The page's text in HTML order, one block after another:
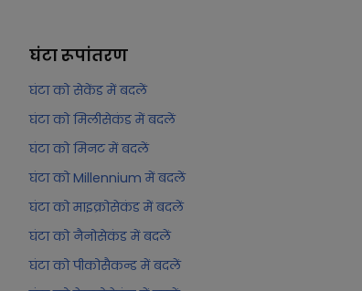
घंटारूपांतरण
घंटा को सेकेंड में बदलें
घंटा को मिलीसेकंड में बदलें
घंटा को मिनट में बदलें
घंटा को Millennium में बदलें
घंटा को माइक्रोसेकंड में बदलें
घंटा को नैनोसेकंड में बदलें
घंटा को पीकोसैकन्ड में बदलें